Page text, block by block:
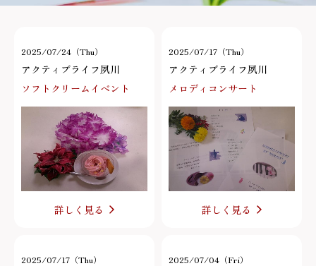
2025/07/24（Thu）
アクティブライフ夙川
ソフトクリームイベント
詳しく見る
2025/07/17（Thu）
アクティブライフ夙川
メロディコンサート
詳しく見る
2025/07/17（Thu） 2025/07/04（Fri）